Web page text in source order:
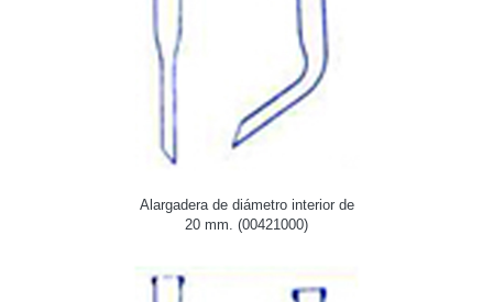
Alargadera de diámetro interior de
20 mm. (00421000)